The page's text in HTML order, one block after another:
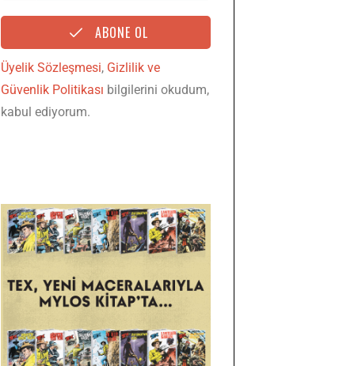
ABONE OL
Üyelik Sözleşmesi, Gizlilik ve
Güvenlik Politikası bilgilerini okudum,
kabul ediyorum.